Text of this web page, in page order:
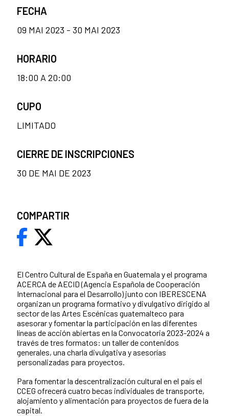
El Centro Cultural de España en Guatemala y el programa
ACERCA de AECID (Agencia Española de Cooperación
Internacional para el Desarrollo) junto con IBERESCENA
organizan un programa formativo y divulgativo dirigido al
sector de las Artes Escénicas guatemalteco para
asesorar y fomentar la participación en las diferentes
líneas de acción abiertas en la Convocatoria 2023-2024 a
través de tres formatos: un taller de contenidos
generales, una charla divulgativa y asesorías
personalizadas para proyectos.
Para fomentar la descentralización cultural en el país el
CCEG ofrecerá cuatro becas individuales de transporte,
alojamiento y alimentación para proyectos de fuera de la
capital.
FECHA
09 MAI 2023 - 30 MAI 2023
HORARIO
18:00 A 20:00
CUPO
LIMITADO
CIERRE DE INSCRIPCIONES
30 DE MAI DE 2023
COMPARTIR